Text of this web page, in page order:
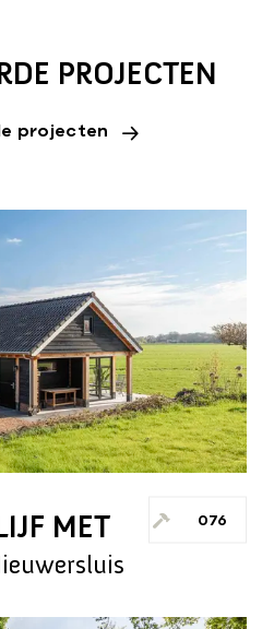
PROJECTEN
projecten
MET
076